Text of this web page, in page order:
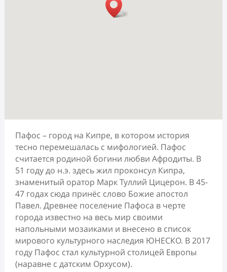
Пафос – город на Кипре, в котором история
тесно перемешалась с мифологией. Пафос
считается родиной богини любви Афродиты. В
51 году до н.э. здесь жил проконсул Кипра,
знаменитый оратор Марк Туллий Цицерон. В 45-
47 годах сюда принёс слово Божие апостол
Павел. Древнее поселение Пафоса в черте
города известно на весь мир своими
напольными мозаиками и внесено в список
мирового культурного наследия ЮНЕСКО. В 2017
году Пафос стал культурной столицей Европы
(наравне с датским Орхусом).